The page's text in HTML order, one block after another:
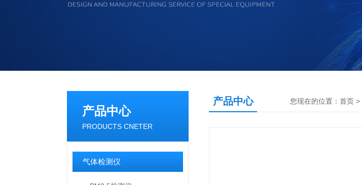
产品中心
PRODUCTS CNETER
气体检测仪
产品中心 您现在的位置： 首页 >